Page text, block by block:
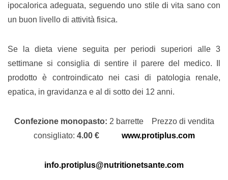
ipocalorica adeguata, seguendo uno stile di vita sano con
un buon livello di attività fisica.
Se la dieta viene seguita per periodi superiori alle 3
settimane si consiglia di sentire il parere del medico. Il
prodotto è controindicato nei casi di patologia renale,
epatica, in gravidanza e al di sotto dei 12 anni.
Confezione monopasto: 2 barrette Prezzo di vendita
consigliato: 4.00 € www.protiplus.com
info.protiplus@nutritionetsante.com